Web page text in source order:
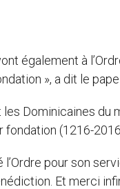
également à
», a dit le
Dominicaines du
fondation (1216-
pour son
Et merci